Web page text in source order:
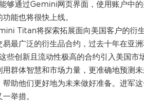
够通过Gemini网页界面，使用账户中
能也将很快上线。
Titan将探索拓展面向美国客户的衍
易最广泛的衍生品合约，过去十年在亚
些创新且流动性极高的合约引入美国市
用群体智慧和市场力量，更准确地预测
帮助他们更好地为未来做好准备。进军
举措。